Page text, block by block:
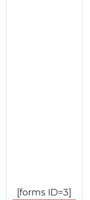
[forms ID=3]